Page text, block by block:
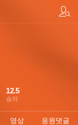
승차
12.5
영상 응원댓글